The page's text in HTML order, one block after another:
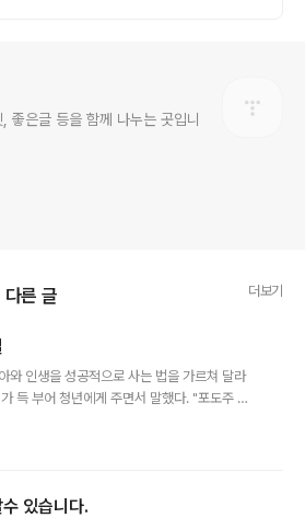
좋은글 등을 함께 나누는 곳입니
다른 글 더보기
와 인생을 성공적으로 사는 법을 가르쳐 달라
득 부어 청년에게 주면서 말했다. "포도주 잔
뻘뻘 흘리며 시내를 한바퀴 돌아왔다. 그러
것도 보고 듣지 못했습 니다." 그러자 왕이 말
있습니다.